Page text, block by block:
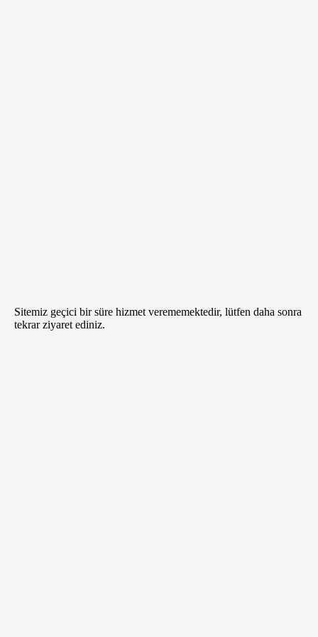
Sitemiz geçici bir süre hizmet verememektedir, lütfen daha sonra
tekrar ziyaret ediniz.